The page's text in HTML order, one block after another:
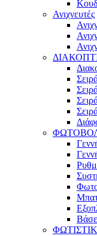
Ανιχνευτές